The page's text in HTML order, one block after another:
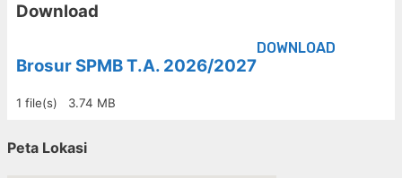
Download
Brosur SPMB T.A. 2026/2027
1 file(s) 3.74 MB
DOWNLOAD
Peta Lokasi